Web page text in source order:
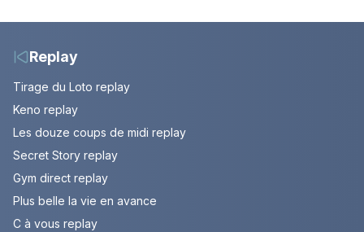
(spoiler)
Replay
Tirage du Loto replay
Keno replay
Les douze coups de midi replay
Secret Story replay
Gym direct replay
Plus belle la vie en avance
C à vous replay